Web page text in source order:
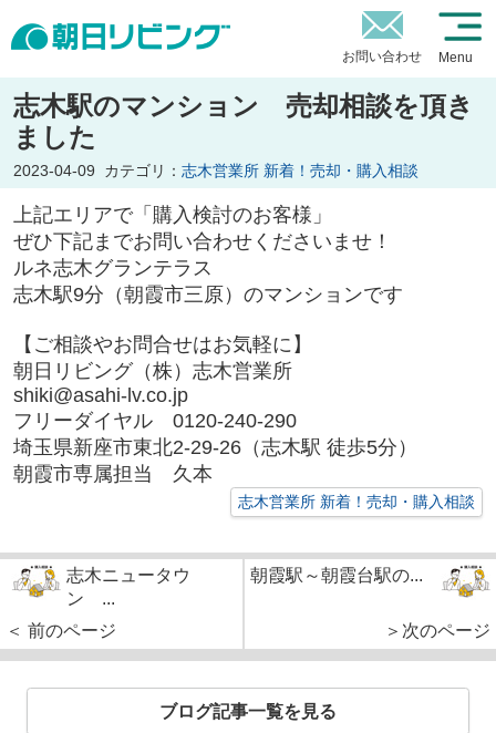
お問い合わせ Menu
志木駅のマンション 売却相談を頂き
ました
2023-04-09 カテゴリ： 志木営業所 新着！売却・購入相談
上記エリアで「購入検討のお客様」
ぜひ下記までお問い合わせくださいませ！
ルネ志木グランテラス
志木駅9分（朝霞市三原）のマンションです
【ご相談やお問合せはお気軽に】
朝日リビング（株）志木営業所
shiki@asahi-lv.co.jp
フリーダイヤル 0120-240-290
埼玉県新座市東北2-29-26（志木駅 徒歩5分）
朝霞市専属担当 久本
志木営業所 新着！売却・購入相談
志木ニュータウ
ン ...
＜ 前のページ
朝霞駅～朝霞台駅の...
＞次のページ
ブログ記事一覧を見る